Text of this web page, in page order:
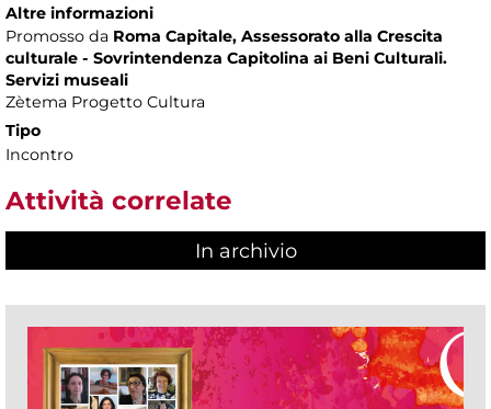
Altre informazioni
Promosso da Roma Capitale, Assessorato alla Crescita
culturale - Sovrintendenza Capitolina ai Beni Culturali.
Servizi museali
Zètema Progetto Cultura
Tipo
Incontro
Attività correlate
In archivio